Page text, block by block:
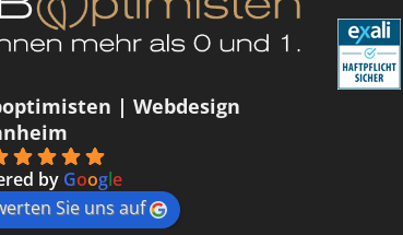
| Webdesign
by Google
Sie uns auf